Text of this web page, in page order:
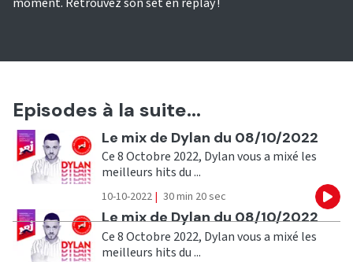
Episodes à la suite...
Ecouter
Le mix de Dylan du 08/10/2022
Ce 8 Octobre 2022, Dylan vous a mixé les
meilleurs hits du ...
10-10-2022 | 30 min 20 sec
Ecouter
Le mix de Dylan du 08/10/2022
Ce 8 Octobre 2022, Dylan vous a mixé les
meilleurs hits du ...